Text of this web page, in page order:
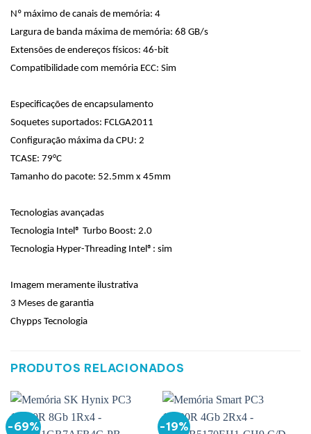
Nº máximo de canais de memória: 4
Largura de banda máxima de memória: 68 GB/s
Extensões de endereços físicos: 46-bit
Compatibilidade com memória ECC: Sim
Especificações de encapsulamento
Soquetes suportados: FCLGA2011
Configuração máxima da CPU: 2
TCASE: 79°C
Tamanho do pacote: 52.5mm x 45mm
Tecnologias avançadas
Tecnologia Intel® Turbo Boost: 2.0
Tecnologia Hyper-Threading Intel®: sim
Imagem meramente ilustrativa
3 Meses de garantia
Chypps Tecnologia
PRODUTOS RELACIONADOS
-69% -19%